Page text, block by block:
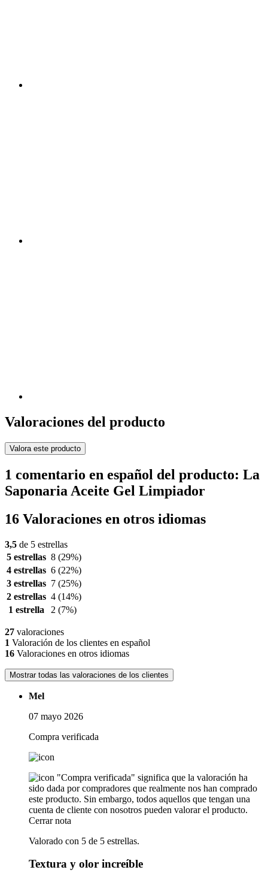
Valoraciones del producto
Valora este producto
1 comentario en español del producto: La
Saponaria Aceite Gel Limpiador
16 Valoraciones en otros idiomas
3,5 de 5 estrellas
5 estrellas 8 (29%)
4 estrellas 6 (22%)
3 estrellas 7 (25%)
2 estrellas 4 (14%)
1 estrella
2 (7%)
27 valoraciones
1 Valoración de los clientes en español
16 Valoraciones en otros idiomas
Mostrar todas las valoraciones de los clientes
Mel
07 mayo 2026
Compra verificada
"Compra verificada" significa que la valoración ha
sido dada por compradores que realmente nos han comprado
este producto. Sin embargo, todos aquellos que tengan una
cuenta de cliente con nosotros pueden valorar el producto.
Cerrar nota
Valorado con 5 de 5 estrellas.
Textura y olor increíble